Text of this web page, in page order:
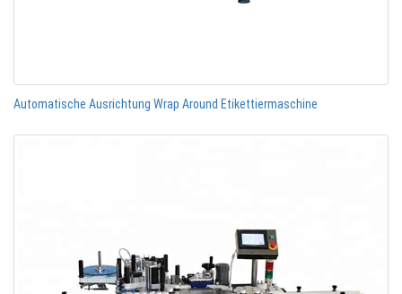
Automatische Ausrichtung Wrap Around Etikettiermaschine